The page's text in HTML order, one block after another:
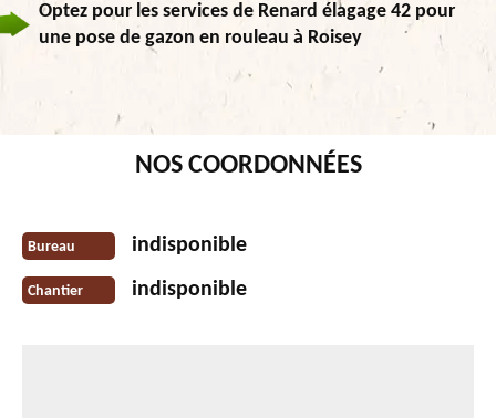
Optez pour les services de Renard élagage 42 pour
une pose de gazon en rouleau à Roisey
NOS COORDONNÉES
Bureau indisponible
Chantier indisponible